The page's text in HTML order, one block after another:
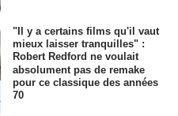
"Il y a certains films qu'il vaut
mieux laisser tranquilles" :
Robert Redford ne voulait
absolument pas de remake
pour ce classique des années
70